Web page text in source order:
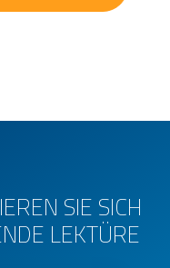
SIE SICH
LEKTÜRE